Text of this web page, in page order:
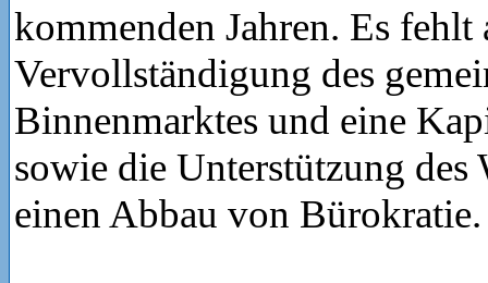
kommenden Jahren. Es
Vervollständigung des
Binnenmarktes und eine
sowie die Unterstützung des
einen Abbau von Bürokratie.